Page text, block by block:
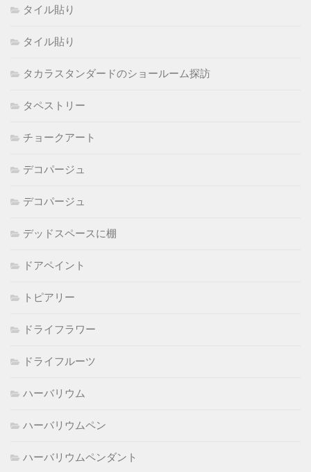
タイル貼り
タイル貼り
タカラスタンダードのショールーム探訪
タペストリー
チョークアート
デコパージュ
デコパージュ
デッドスペースに棚
ドアペイント
トピアリー
ドライフラワー
ドライフルーツ
ハーバリウム
ハーバリウムペン
ハーバリウムペンダント